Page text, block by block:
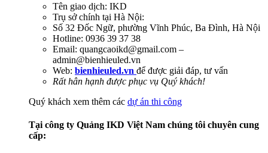
Tên giao dịch: IKD
Trụ sở chính tại Hà Nội:
Số 32 Đốc Ngữ, phường Vĩnh Phúc, Ba Đình, Hà Nội
Hotline: 0936 39 37 38
Email: quangcaoikd@gmail.com –
admin@bienhieuled.vn
Web: bienhieuled.vn để được giải đáp, tư vấn
Rất hân hạnh được phục vụ Quý khách!
Quý khách xem thêm các dự án thi công
Tại công ty Quảng IKD Việt Nam chúng tôi chuyên cung
cấp: